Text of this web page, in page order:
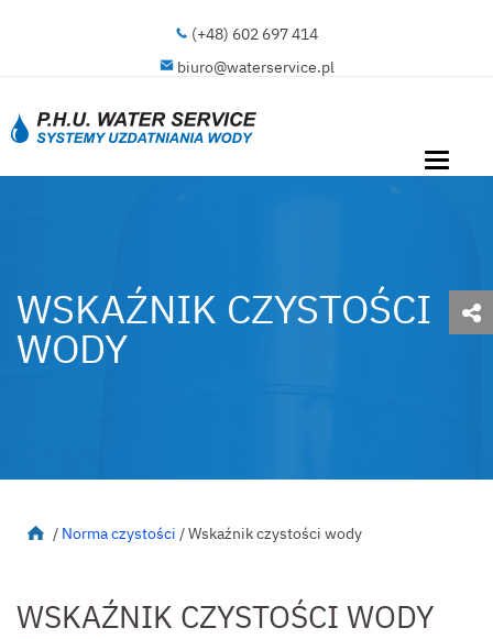
(+48) 602 697 414
biuro@waterservice.pl
Toggle
WSKAŹNIK CZYSTOŚCI
WODY
Start / Norma czystości /Wskaźnik czystości wody
WSKAŹNIK CZYSTOŚCI WODY